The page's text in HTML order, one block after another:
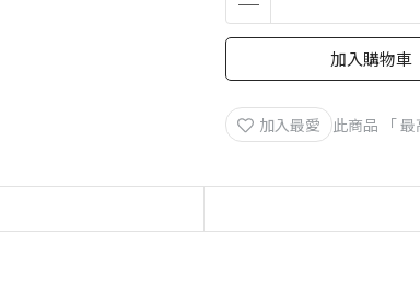
加入購物車
加入最愛 此商品 「